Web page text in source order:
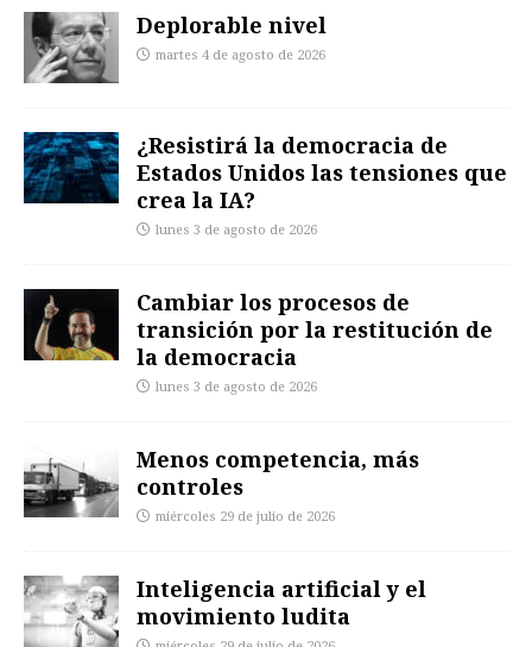
Deplorable nivel
martes 4 de agosto de 2026
¿Resistirá la democracia de
Estados Unidos las tensiones que
crea la IA?
lunes 3 de agosto de 2026
Cambiar los procesos de
transición por la restitución de
la democracia
lunes 3 de agosto de 2026
Menos competencia, más
controles
miércoles 29 de julio de 2026
Inteligencia artificial y el
movimiento ludita